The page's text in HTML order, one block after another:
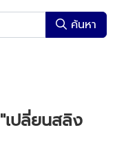
ค้นหา
"เปลี่ยนสลิง